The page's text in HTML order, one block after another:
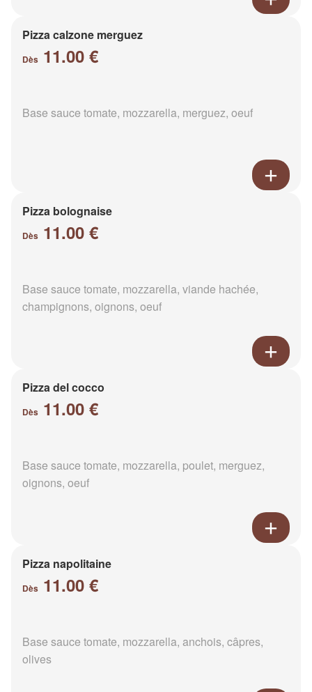
Pizza calzone merguez
Dès 11.00 €
Base sauce tomate, mozzarella, merguez, oeuf
Pizza bolognaise
Dès 11.00 €
Base sauce tomate, mozzarella, viande hachée,
champignons, oignons, oeuf
Pizza del cocco
Dès 11.00 €
Base sauce tomate, mozzarella, poulet, merguez,
oignons, oeuf
Pizza napolitaine
Dès 11.00 €
Base sauce tomate, mozzarella, anchois, câpres,
olives